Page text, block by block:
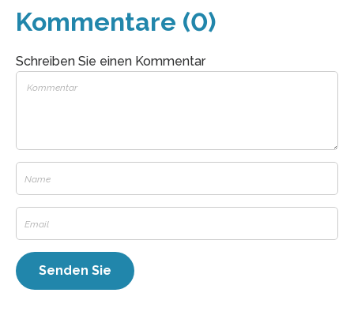
Kommentare (0)
Schreiben Sie einen Kommentar